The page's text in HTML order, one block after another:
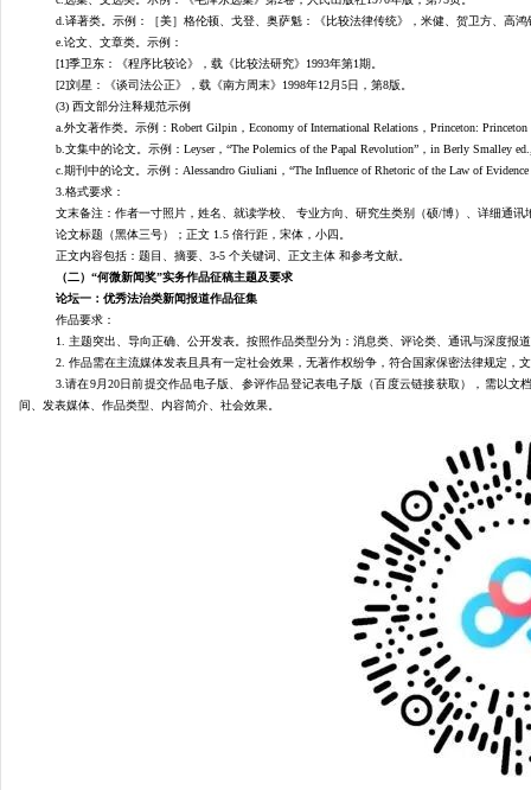
d.译著类。示例：［美］格伦顿、戈登、奥萨魁：《比较法律传统》，米健、贺卫方、高
e.论文、文章类。示例：
[1]季卫东：《程序比较论》，载《比较法研究》1993年第1期。
[2]刘星：《谈司法公正》，载《南方周末》1998年12月5日，第8版。
(3) 西文部分注释规范示例
a.外文著作类。示例：Robert Gilpin，Economy of International Relations，Princeton:
b.文集中的论文。示例：Leyser，“The Polemics of the Papal Revolution”，in Berly Smalley
c.期刊中的论文。示例：Alessandro Giuliani，“The Influence of Rhetoric of the Law of
3.格式要求：
文末备注：作者一寸照片，姓名、就读学校、
专业方向、研究生类别（硕/博）、详细通讯
论文标题（黑体三号）；正文 1.5 倍行距，宋体，小四。
正文内容包括：题目、摘要、 3-5 个关键词、正文主体 和参考文献。
（二） “何微新闻奖”实务作品征稿主题及要求
论坛一：优秀法治类新闻报道作品征集
作品要求：
1. 主题突出、导向正确、公开发表。按照作品类型分为：消息类、评论类、通讯与深度报
2. 作品需在主流媒体发表且具有一定社会效果，无著作权纷争，符合国家保密法律规定，
3.请在9月20日前提交作品电子版、参评作品登记表电子版（百度云链接获取），需以
间、发表媒体、作品类型、内容简介、社会效果。